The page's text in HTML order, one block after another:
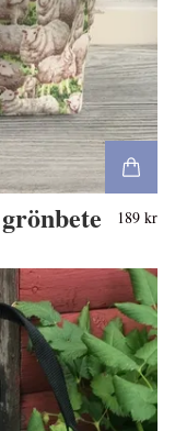
189 kr